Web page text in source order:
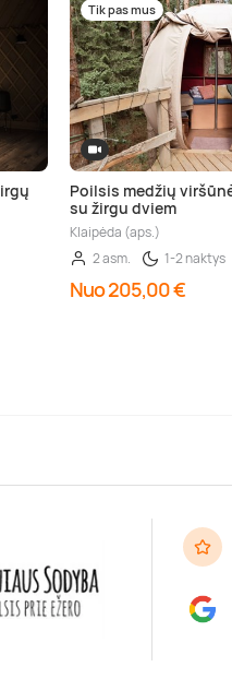
Tik pas mus
Poilsis medžių
su žirgu dviem
Klaipėda (aps.)
2 asm.
1-2 naktys
Nuo 205,00 €